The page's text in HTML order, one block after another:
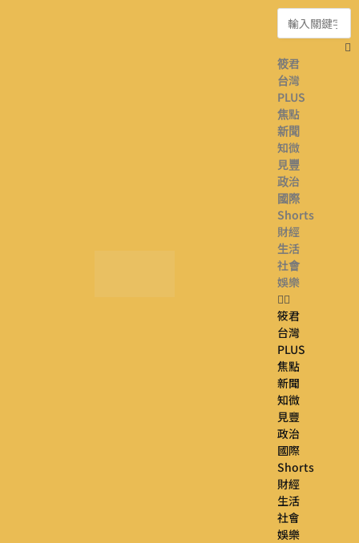
筱君
台灣
PLUS
焦點
新聞
知微
見豐
政治
國際
Shorts
財經
生活
社會
娛樂
筱君
台灣
PLUS
焦點
新聞
知微
見豐
政治
國際
Shorts
財經
生活
社會
娛樂